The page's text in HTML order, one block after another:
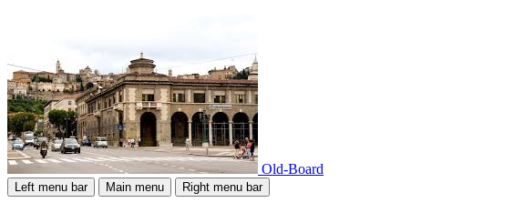
Old-Board
Left menu bar Main menu Right menu bar